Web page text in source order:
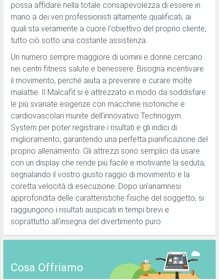
possa affidare nella totale consapevolezza di essere in
mano a dei veri professionisti altamente qualificati, ai
quali sta veramente a cuore l'obiettivo del proprio cliente,
tutto ciò sotto una costante assistenza.
Un numero sempre maggiore di uomini e donne cercano
nei centri fitness salute e benessere. Bisogna incentivare
il movimento, perché aiuta a prevenire e curare molte
malattie. Il Malcafit si è attrezzato in modo da soddisfare
le più svariate esigenze con macchine isotoniche e
cardiovascolari munite dell'innovativo Technogym
System per poter registrare i risultati e gli indici di
miglioramento, garantendo una perfetta pianificazione del
proprio allenamento. Gli attrezzi sono semplici da usare
con un display che rende più facile e motivante la seduta,
segnalando il vostro giusto raggio di movimento e la
coretta velocità di esecuzione. Dopo un'anamnesi
approfondita delle caratteristiche fisiche del soggetto, si
raggiungono i risultati auspicati in tempi brevi e
soprattutto all'insegna del divertimento puro.
Cosa Offriamo